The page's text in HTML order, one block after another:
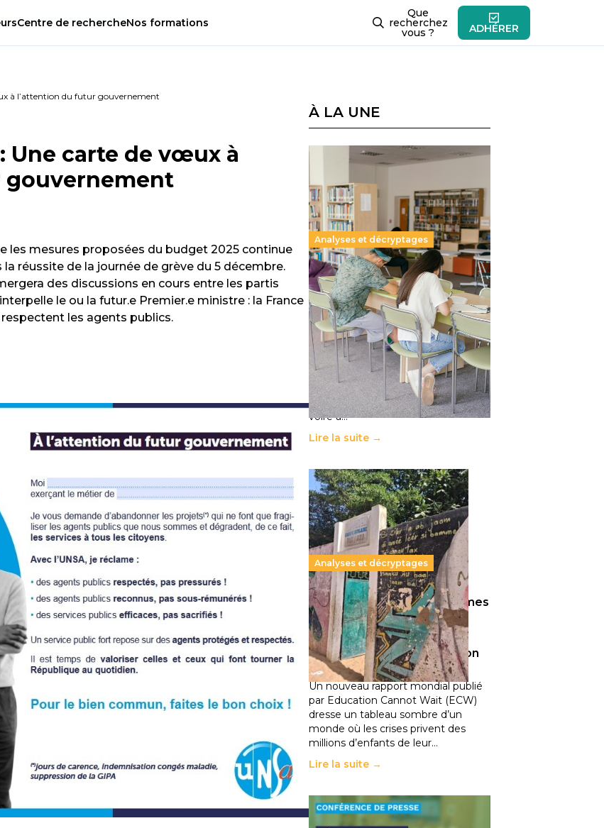
Centre de rechercheNos formations
Que
recherchez
vous ? ADHÉRER
à l’attention du futur gouvernement
carte de vœux à
gouvernement
les mesures proposées du budget 2025 continue
réussite de la journée de grève du 5 décembre.
des discussions en cours entre les partis
le ou la futur.e Premier.e ministre : la France
les agents publics.
À LA UNE
Analyses et décryptages
Supérieur privé : une dérive
qui met à mal la promesse
républicaine
11 juillet 2026- National
Le projet de loi sur la régulation de
l’enseignement supérieur privé met
en lumière l’amplification d’un
système qui relègue l’acte
pédagogique au superfétatoire,
voire à…
Lire la suite →
Analyses et décryptages
258 millions d’enfants victimes
de la guerre, des chocs
climatiques et des
déplacements de population
11 juillet 2026 -National
Un nouveau rapport mondial publié
par Education Cannot Wait (ECW)
dresse un tableau sombre d’un
monde où les crises privent des
millions d’enfants de leur…
Lire la suite →